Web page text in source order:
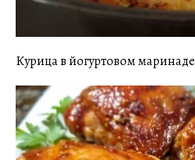
Курица в йогуртовом маринаде